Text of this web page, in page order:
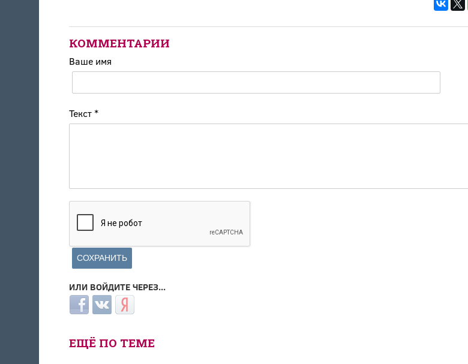
КОММЕНТАРИИ
Ваше имя
Текст *
ИЛИ ВОЙДИТЕ ЧЕРЕЗ...
Login with Facebook
Login with ВКонтакте
Login with Яндекс
ЕЩЁ ПО ТЕМЕ